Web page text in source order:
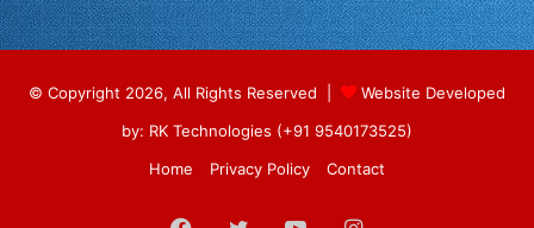
© Copyright 2026, All Rights Reserved |
Website Developed
by: RK Technologies (+91 9540173525)
Home
Privacy Policy Contact